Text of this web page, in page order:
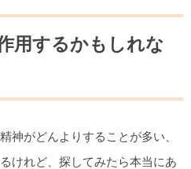
用するかもしれな
神がどんよりすることが多い、
けれど、探してみたら本当にあ